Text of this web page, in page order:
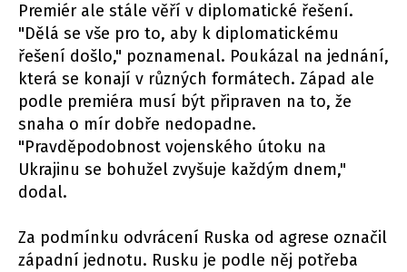
Premiér ale stále věří v diplomatické řešení.
"Dělá se vše pro to, aby k diplomatickému
řešení došlo," poznamenal. Poukázal na jednání,
která se konají v různých formátech. Západ ale
podle premiéra musí být připraven na to, že
snaha o mír dobře nedopadne.
"Pravděpodobnost vojenského útoku na
Ukrajinu se bohužel zvyšuje každým dnem,"
dodal.
Za podmínku odvrácení Ruska od agrese označil
západní jednotu. Rusku je podle něj potřeba